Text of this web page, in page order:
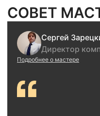
СОВЕТ
Сергей
Директор
Подробнее о мастере